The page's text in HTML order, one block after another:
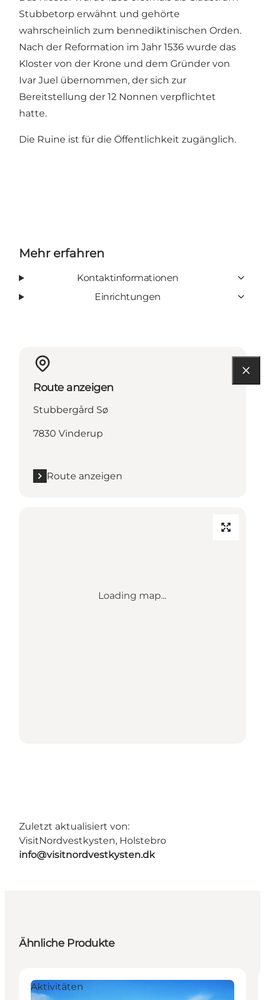
Stubbetorp erwähnt und gehörte
wahrscheinlich zum bennediktinischen Orden.
Nach der Reformation im Jahr 1536 wurde das
Kloster von der Krone und dem Gründer von
Ivar Juel übernommen, der sich zur
Bereitstellung der 12 Nonnen verpflichtet
hatte.
Die Ruine ist für die Öffentlichkeit zugänglich.
Mehr erfahren
Kontaktinformationen
Einrichtungen
Route anzeigen
Stubbergård Sø
7830 Vinderup
Route anzeigen
Loading map...
Zuletzt aktualisiert von:
VisitNordvestkysten, Holstebro
info@visitnordvestkysten.dk
Ähnliche Produkte
Aktivitäten